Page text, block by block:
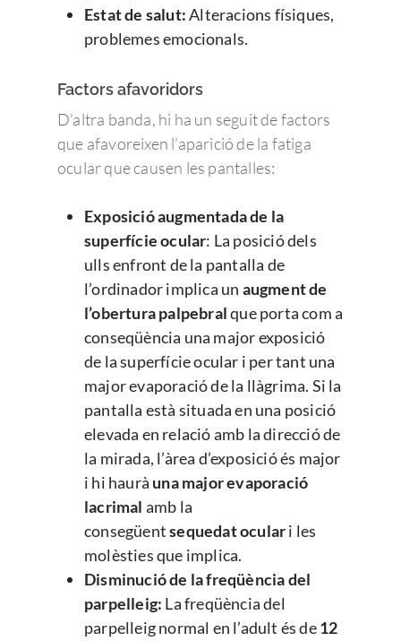
Estat de salut:Alteracions físiques,
problemes emocionals.
Factors afavoridors
D’altra banda, hi ha un seguit de factors
que afavoreixen l’aparició de la fatiga
ocular que causen les pantalles:
Exposició augmentada de la
superfície ocular: La posició dels
ulls enfront de la pantalla de
l’ordinador implica un augment de
l’obertura palpebralque porta com a
conseqüència una major exposició
de la superfície ocular i per tant una
major evaporació de la llàgrima. Si la
pantalla està situada en una posició
elevada en relació amb la direcció de
la mirada, l’àrea d’exposició és major
i hi haurà una major evaporació
lacrimal amb la
consegüentsequedat oculari les
molèsties que implica.
Disminució de la freqüència del
parpelleig: La freqüència del
parpelleig normal en l’adult és de12